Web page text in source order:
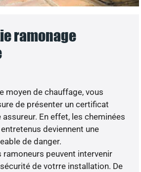
ramonage
moyen de chauffage, vous
de présenter un certificat
assureur. En effet, les cheminées
deviennent une
de danger.
ramoneurs peuvent intervenir
de votrre installation. De